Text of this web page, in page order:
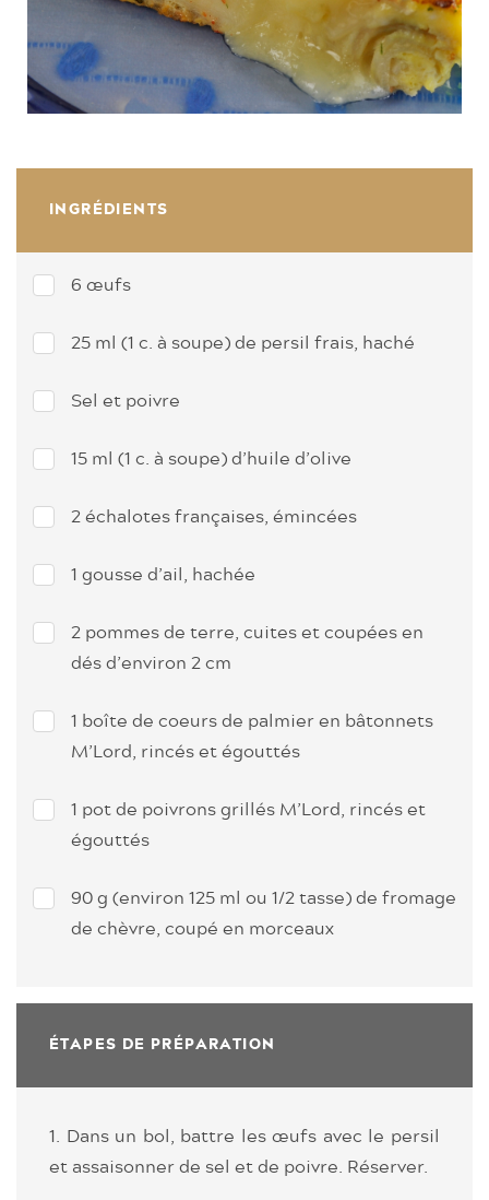
INGRÉDIENTS
6 œufs
25 ml (1 c. à soupe) de persil frais, haché
Sel et poivre
15 ml (1 c. à soupe) d’huile d’olive
2 échalotes françaises, émincées
1 gousse d’ail, hachée
2 pommes de terre, cuites et coupées en
dés d’environ 2 cm
1 boîte de coeurs de palmier en bâtonnets
M’Lord, rincés et égouttés
1 pot de poivrons grillés M’Lord, rincés et
égouttés
90 g (environ 125 ml ou 1/2 tasse) de fromage
de chèvre, coupé en morceaux
ÉTAPES DE PRÉPARATION
1. Dans un bol, battre les œufs avec le persil
et assaisonner de sel et de poivre. Réserver.